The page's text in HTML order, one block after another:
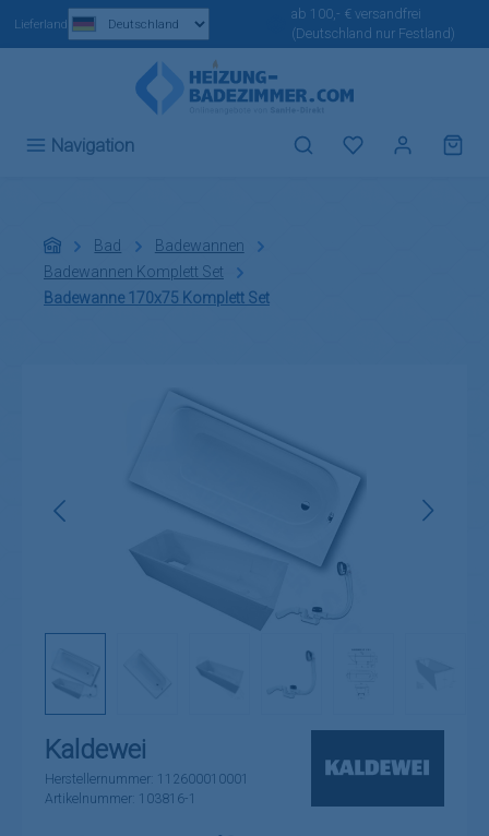
Zum Hauptinhalt springen
Lieferland
ab 100,- € versandfrei
(Deutschland nur Festland)
Navigation Du hast 0
Bad
Badewannen
Badewannen Komplett Set
Badewanne 170x75 Komplett Set
Bildergalerie überspringen
Kaldewei
Herstellernummer: 112600010001
Artikelnummer: 103816-1